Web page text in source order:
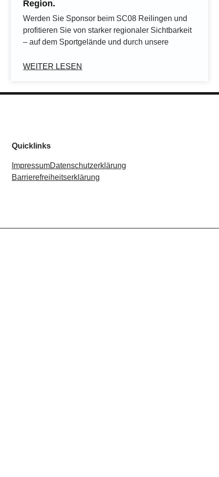
Region.
Werden Sie Sponsor beim SC08 Reilingen und
profitieren Sie von starker regionaler Sichtbarkeit
– auf dem Sportgelände und durch unsere
WEITER LESEN
Quicklinks
ImpressumDatenschutzerklärung
Barrierefreiheitserklärung